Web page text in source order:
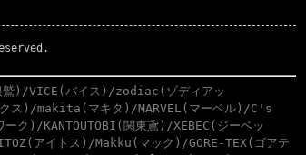
鷲)/VICE(バイス)/zodiac(ゾディアッ
ス)/makita(マキタ)/MARVEL(マーベル)/C's
ク)/KANTOUTOBI(関東鳶)/XEBEC(ジーベッ
アイトス)/Makku(マック)/GORE-TEX(ゴアテ